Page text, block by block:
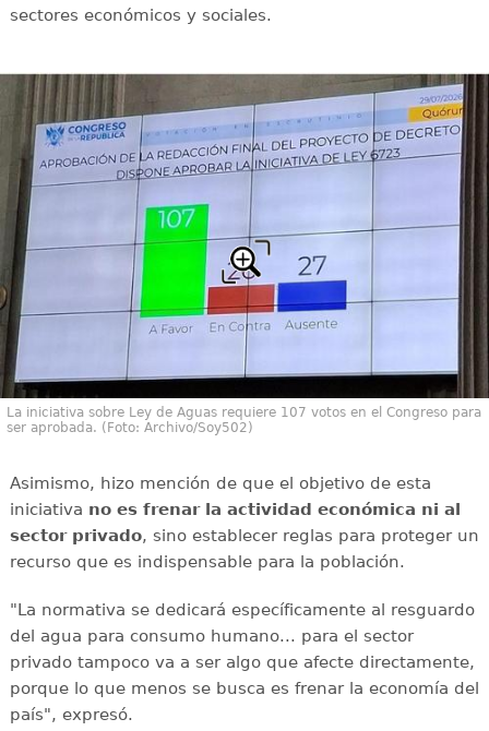
sectores económicos y sociales.
La iniciativa sobre Ley de Aguas requiere 107 votos en el Congreso para
ser aprobada. (Foto: Archivo/Soy502)
Asimismo, hizo mención de que el objetivo de esta
iniciativa no es frenar la actividad económica ni al
sector privado, sino establecer reglas para proteger un
recurso que es indispensable para la población.
"La normativa se dedicará específicamente al resguardo
del agua para consumo humano... para el sector
privado tampoco va a ser algo que afecte directamente,
porque lo que menos se busca es frenar la economía del
país", expresó.